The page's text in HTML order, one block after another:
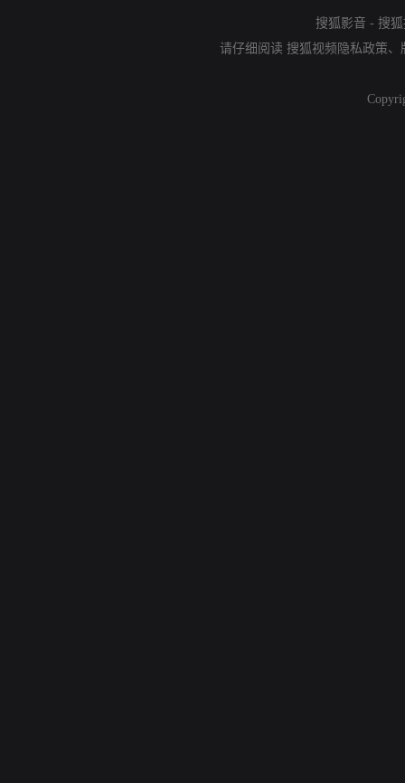
搜狐影音 - 搜
请仔细阅读 搜狐视频隐私政策、